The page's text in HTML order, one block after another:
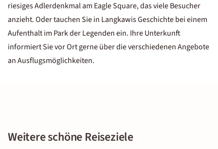
riesiges Adlerdenkmal am Eagle Square, das viele Besucher
anzieht. Oder tauchen Sie in Langkawis Geschichte bei einem
Aufenthalt im Park der Legenden ein. Ihre Unterkunft
informiert Sie vor Ort gerne über die verschiedenen Angebote
an Ausflugsmöglichkeiten.
Weitere schöne Reiseziele